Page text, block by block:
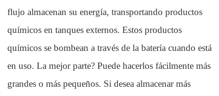
flujo almacenan su energía, transportando productos
químicos en tanques externos. Estos productos
químicos se bombean a través de la batería cuando está
en uso. La mejor parte? Puede hacerlos fácilmente más
grandes o más pequeños. Si desea almacenar más